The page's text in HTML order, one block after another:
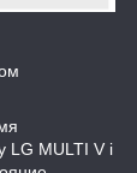
LG MULTI V i